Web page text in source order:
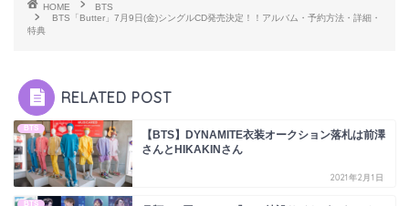
HOME
BTS
BTS「Butter」7月9日(金)シングルCD発売決定！！アルバム・予約方法・詳細・
特典
RELATED POST
BTS
【BTS】DYNAMITE衣装オークション落札は前澤
さんとHIKAKINさん
2021年2月1日
BTS